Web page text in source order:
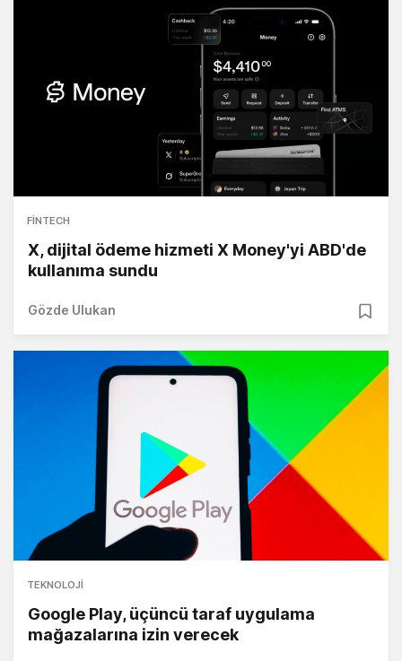
FINTECH
X, dijital ödeme hizmeti X Money'yi ABD'de
kullanıma sundu
Gözde Ulukan
TEKNOLOJI
Google Play, üçüncü taraf uygulama
mağazalarına izin verecek